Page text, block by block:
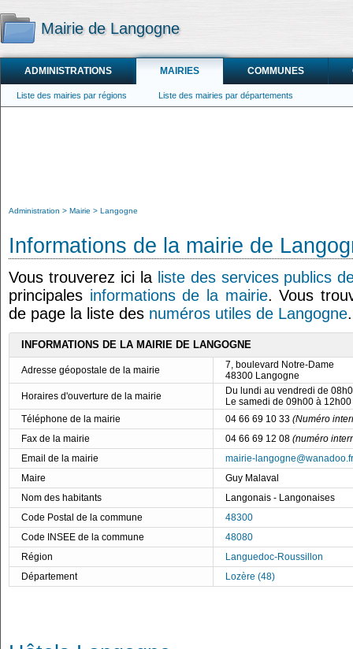
Mairie de Langogne
ADMINISTRATIONS MAIRIES COMMUNES
Liste des mairies par régions Liste des mairies par départements
Administration Mairie Langogne
Informations de la mairie de
Vous trouverez ici la liste des services publics
principales informations de la mairie. Vous
de page la liste des numéros utiles de Langogne.
INFORMATIONS DE LA MAIRIE DE LANGOGNE
Adresse géopostale de la mairie
7, boulevard Notre-Dame
48300 Langogne
Horaires d'ouverture de la mairie
Du lundi au vendredi de
Le samedi de 09h00 à 12h00
Téléphone de la mairie
04 66 69 10 33 (Numéro
Fax de la mairie
04 66 69 12 08 (numéro
Email de la mairie
mairie-langogne@wanadoo.fr
Maire
Guy Malaval
Nom des habitants
Langonais - Langonaises
Code Postal de la commune
48300
Code INSEE de la commune
48080
Région
Languedoc-Roussillon
Département
Lozère (48)